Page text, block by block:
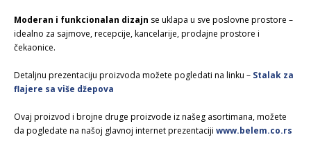
Moderan i funkcionalan dizajn se uklapa u sve poslovne prostore –
idealno za sajmove, recepcije, kancelarije, prodajne prostore i
čekaonice.
Detaljnu prezentaciju proizvoda možete pogledati na linku – Stalak za
flajere sa više džepova
Ovaj proizvod i brojne druge proizvode iz našeg asortimana, možete
da pogledate na našoj glavnoj internet prezentaciji www.belem.co.rs